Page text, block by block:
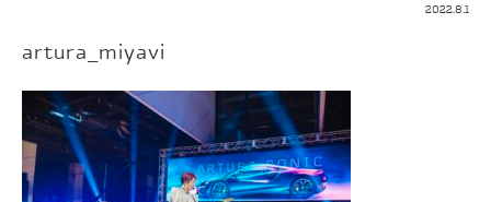
2022.8.1
artura_miyavi